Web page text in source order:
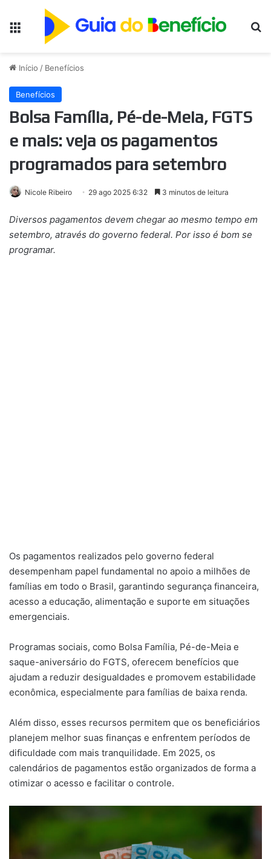
Início / Benefícios
Benefícios
Bolsa Família, Pé-de-Meia, FGTS
e mais: veja os pagamentos
programados para setembro
Nicole Ribeiro 29 ago 2025 6:32 3 minutos de leitura
Diversos pagamentos devem chegar ao mesmo tempo em
setembro, através do governo federal. Por isso é bom se
programar.
Os pagamentos realizados pelo governo federal
desempenham papel fundamental no apoio a milhões de
famílias em todo o Brasil, garantindo segurança financeira,
acesso a educação, alimentação e suporte em situações
emergenciais.
Programas sociais, como Bolsa Família, Pé-de-Meia e
saque-aniversário do FGTS, oferecem benefícios que
ajudam a reduzir desigualdades e promovem estabilidade
econômica, especialmente para famílias de baixa renda.
Além disso, esses recursos permitem que os beneficiários
planejem melhor suas finanças e enfrentem períodos de
dificuldade com mais tranquilidade. Em 2025, os
calendários de pagamentos estão organizados de forma a
otimizar o acesso e facilitar o controle.